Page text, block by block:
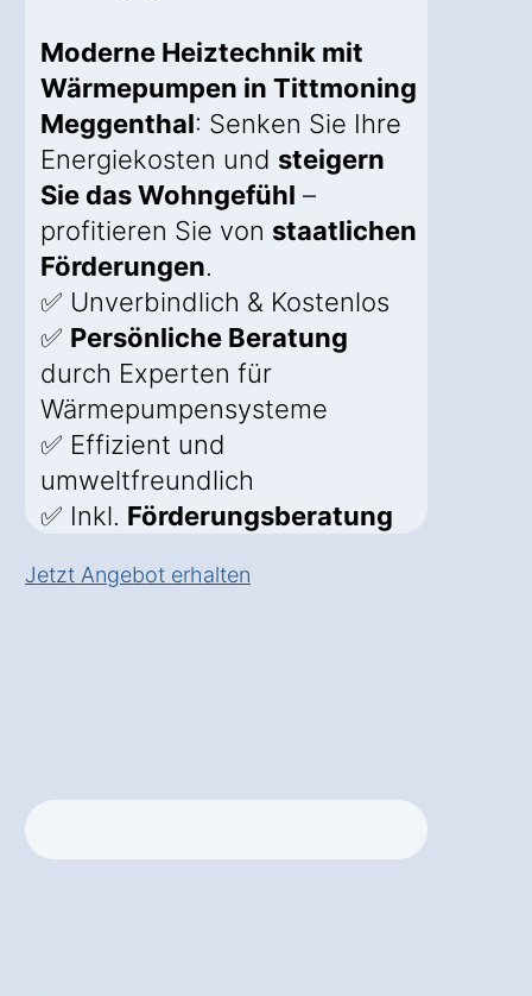
Moderne Heiztechnik mit
Wärmepumpen in Tittmoning
Meggenthal: Senken Sie Ihre
Energiekosten und steigern
Sie das Wohngefühl –
profitieren Sie von staatlichen
Förderungen.
✅ Unverbindlich & Kostenlos
✅ Persönliche Beratung
durch Experten für
Wärmepumpensysteme
✅ Effizient und
umweltfreundlich
✅ Inkl. Förderungsberatung
Jetzt Angebot erhalten